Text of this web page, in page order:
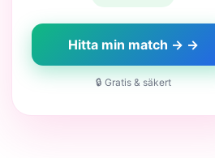
Hitta min match → →
🔒 Gratis & säkert